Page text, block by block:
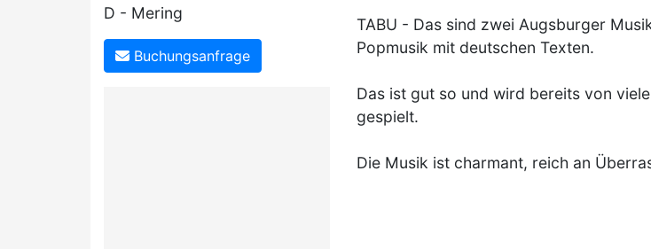
D - Mering
Buchungsanfrage
TABU - Das sind zwei Augsburger
Popmusik mit deutschen Texten.
Das ist gut so und wird bereits von
gespielt.
Die Musik ist charmant, reich an